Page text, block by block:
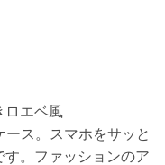
ロエベ風
ス。スマホをサッと
。ファッションのア